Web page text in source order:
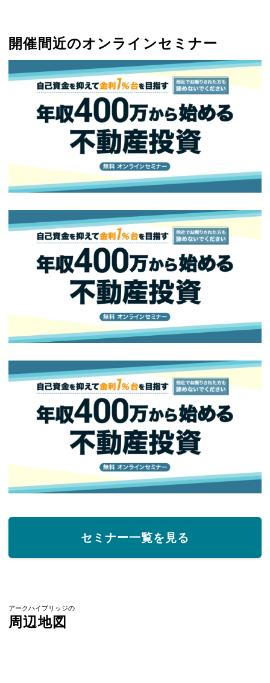
開催間近のオンラインセミナー
セミナー一覧を見る
アークハイブリッジの
周辺地図